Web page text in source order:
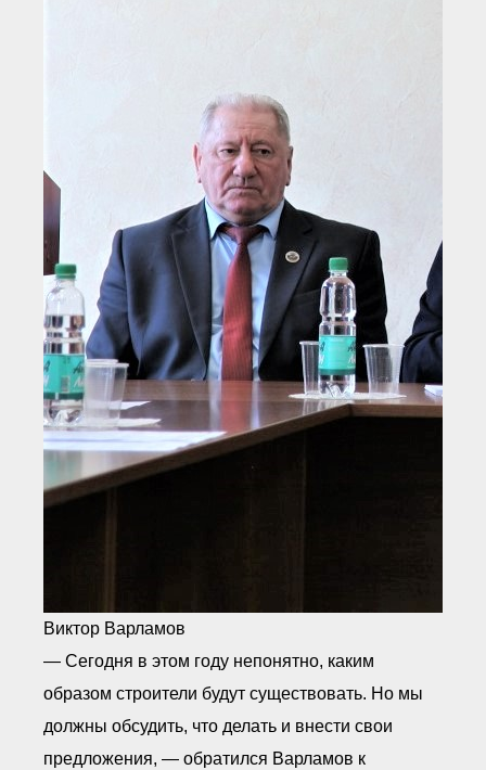
Виктор Варламов
— Сегодня в этом году непонятно, каким
образом строители будут существовать. Но мы
должны обсудить, что делать и внести свои
предложения, — обратился Варламов к